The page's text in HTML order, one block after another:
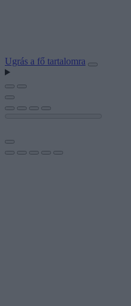
Ugrás a fő tartalomra